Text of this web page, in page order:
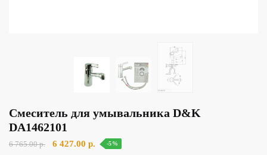
Смеситель для умывальника D&K
DA1462101
6 765.00р.
Первоначальная
6 427.00 р. Текущая
-5%